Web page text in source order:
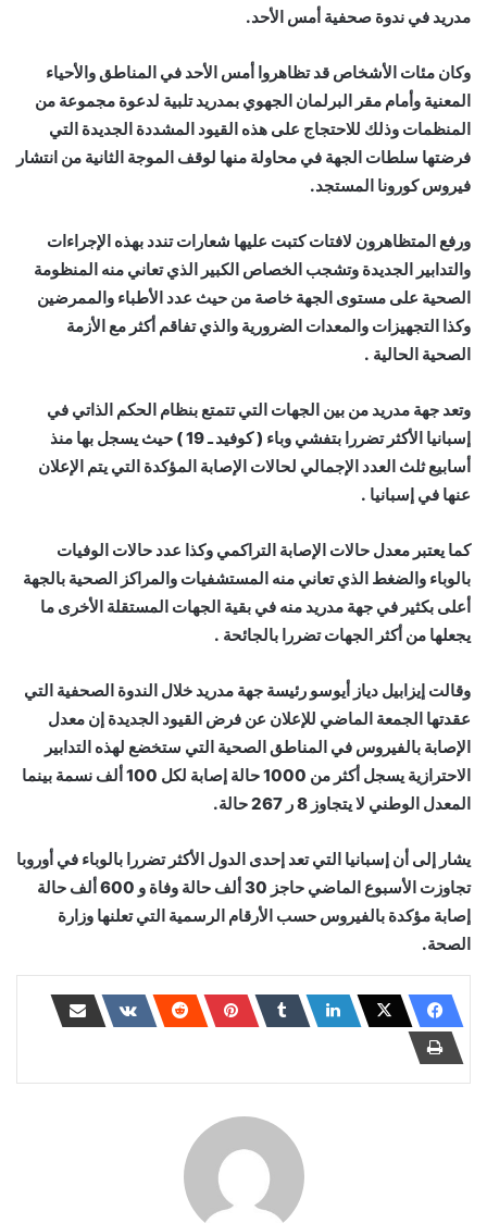
مدريد في ندوة صحفية أمس الأحد.
وكان مئات الأشخاص قد تظاهروا أمس الأحد في المناطق والأحياء
المعنية وأمام مقر البرلمان الجهوي بمدريد تلبية لدعوة مجموعة من
المنظمات وذلك للاحتجاج على هذه القيود المشددة الجديدة التي
فرضتها سلطات الجهة في محاولة منها لوقف الموجة الثانية من انتشار
فيروس كورونا المستجد.
ورفع المتظاهرون لافتات كتبت عليها شعارات تندد بهذه الإجراءات
والتدابير الجديدة وتشجب الخصاص الكبير الذي تعاني منه المنظومة
الصحية على مستوى الجهة خاصة من حيث عدد الأطباء والممرضين
وكذا التجهيزات والمعدات الضرورية والذي تفاقم أكثر مع الأزمة
الصحية الحالية .
وتعد جهة مدريد من بين الجهات التي تتمتع بنظام الحكم الذاتي في
إسبانيا الأكثر تضررا بتفشي وباء ( كوفيد ـ 19 ) حيث يسجل بها منذ
أسابيع ثلث العدد الإجمالي لحالات الإصابة المؤكدة التي يتم الإعلان
عنها في إسبانيا .
كما يعتبر معدل حالات الإصابة التراكمي وكذا عدد حالات الوفيات
بالوباء والضغط الذي تعاني منه المستشفيات والمراكز الصحية بالجهة
أعلى بكثير في جهة مدريد منه في بقية الجهات المستقلة الأخرى ما
يجعلها من أكثر الجهات تضررا بالجائحة .
وقالت إيزابيل دياز أيوسو رئيسة جهة مدريد خلال الندوة الصحفية التي
عقدتها الجمعة الماضي للإعلان عن فرض القيود الجديدة إن معدل
الإصابة بالفيروس في المناطق الصحية التي ستخضع لهذه التدابير
الاحترازية يسجل أكثر من 1000 حالة إصابة لكل 100 ألف نسمة بينما
المعدل الوطني لا يتجاوز 8 ر 267 حالة.
يشار إلى أن إسبانيا التي تعد إحدى الدول الأكثر تضررا بالوباء في أوروبا
تجاوزت الأسبوع الماضي حاجز 30 ألف حالة وفاة و 600 ألف حالة
إصابة مؤكدة بالفيروس حسب الأرقام الرسمية التي تعلنها وزارة
الصحة.